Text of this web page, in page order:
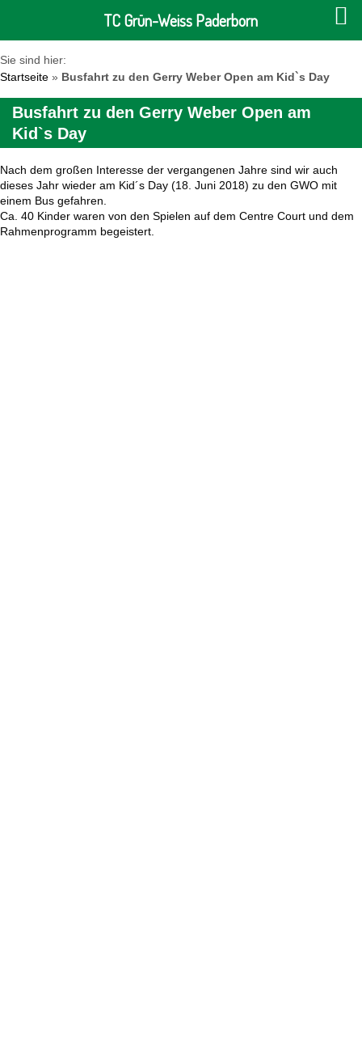
Sie sind hier:
Startseite » Busfahrt zu den Gerry Weber Open am Kid`s Day
Busfahrt zu den Gerry Weber Open am
Kid`s Day
Nach dem großen Interesse der vergangenen Jahre sind wir auch
dieses Jahr wieder am Kid´s Day (18. Juni 2018) zu den GWO mit
einem Bus gefahren.
Ca. 40 Kinder waren von den Spielen auf dem Centre Court und dem
Rahmenprogramm begeistert.
TC Grün-Weiss Paderborn